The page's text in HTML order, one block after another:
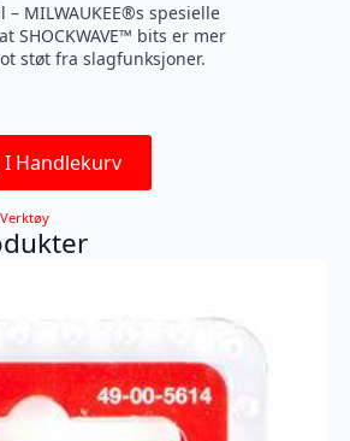
MILWAUKEE®s spesielle
SHOCKWAVE™ bits er mer
støt fra slagfunksjoner.
I Handlekurv
Verktøy